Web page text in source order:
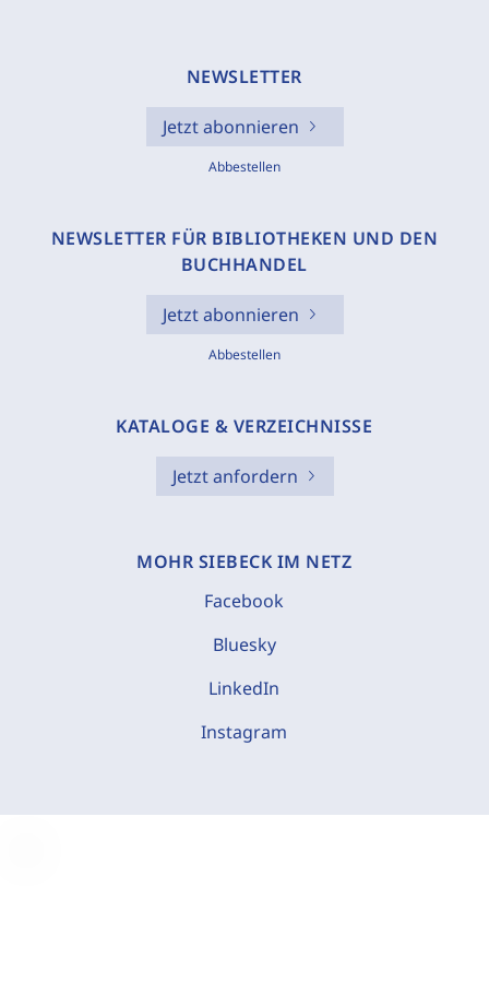
NEWSLETTER
Jetzt abonnieren
Abbestellen
NEWSLETTER FÜR BIBLIOTHEKEN UND DEN
BUCHHANDEL
Jetzt abonnieren
Abbestellen
KATALOGE & VERZEICHNISSE
Jetzt anfordern
MOHR SIEBECK IM NETZ
Facebook
Bluesky
LinkedIn
Instagram